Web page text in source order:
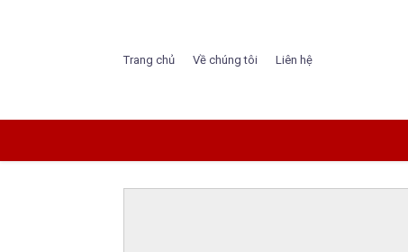
Trang chủ Về chúng tôi Liên hệ